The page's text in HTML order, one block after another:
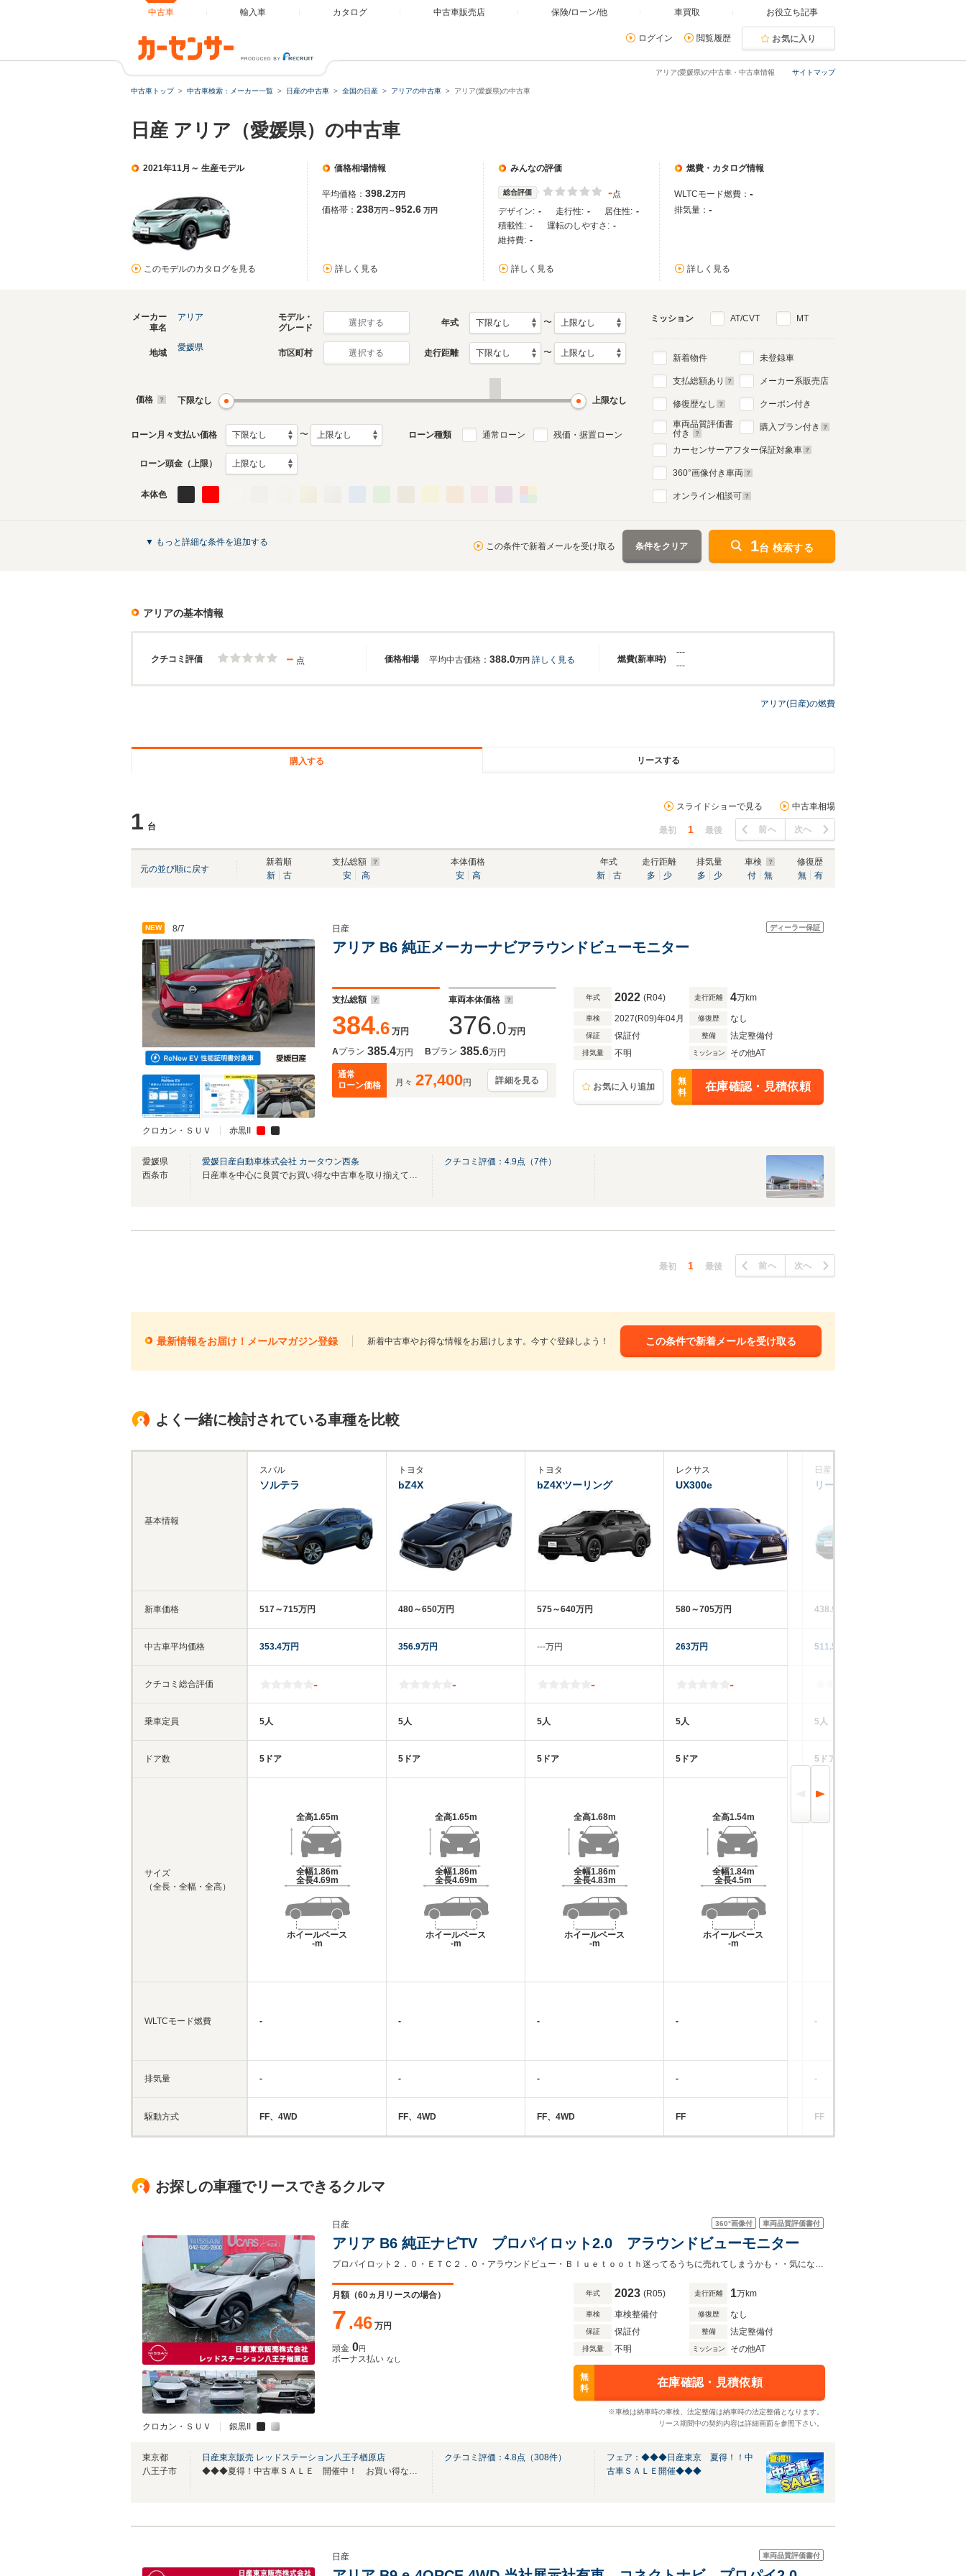
中古車 輸入車 カタログ 中古車販売店 保険/ローン/他 車買取 お役立ち記事
ログイン 閲覧履歴 お気に入り
サイトマップ
アリア(愛媛県)の中古車・中古車情報
中古車トップ 中古車検索：メーカー一覧 日産の中古車 全国の日産 アリアの中古車 アリア(愛媛県)の中古車
日産 アリア（愛媛県）の中古車
2021年11月～ 生産モデル
このモデルのカタログを見る
価格相場情報
平均価格： 398.2万円
価格帯： 238万円～952.6 万円
詳しく見る
みんなの評価
総合評価 -点
デザイン: - 走行性: - 居住性: -
積載性: - 運転のしやすさ: -
維持費: -
詳しく見る
燃費・カタログ情報
WLTCモード燃費： -
排気量： -
詳しく見る
メーカー
車名
アリア
モデル・
グレード
選択する 年式 〜
地域
愛媛県
市区町村 選択する 走行距離 〜
価格 下限なし 上限なし
ローン月々支払い価格 〜 ローン種類 通常ローン 残価・据置ローン
ローン頭金（上限）
本体色
ミッション AT/CVT MT
新着物件
支払総額あり
修復歴なし
車両品質評価書
付き
未登録車
メーカー系販売店
クーポン付き
購入プラン付き
カーセンサーアフター保証対象車
360°画像付き車両
オンライン相談可
▼ もっと詳細な条件を追加する この条件で新着メールを受け取る 条件をクリア 1台 検索する
アリアの基本情報
クチコミ評価 価格相場 燃費(新車時)
－ 点 平均中古価格： 388.0万円 詳しく見る
---
---
アリア(日産)の燃費
購入する リースする
1 台
スライドショーで見る 中古車相場
最初 1 最後 前へ 次へ
元の並び順に戻す
新着順
新
古
支払総額
安
高
本体価格
安
高
年式
新
古
走行距離
多
少
排気量
多
少
車検
付
無
修復歴
無
有
NEW 8/7
クロカン・ＳＵＶ 赤黒II
ディーラー保証
日産
アリア B6 純正メーカーナビアラウンドビューモニター
支払総額
384.6 万円
車両本体価格
376.0 万円
Aプラン 385.4万円 Bプラン 385.6万円
通常
ローン価格
月々 27,400円 詳細を見る
年式 2022 (R04) 走行距離 4万km
車検 2027(R09)年04月 修復歴 なし
保証 保証付 整備 法定整備付
排気量 不明 ミッション その他AT
お気に入り追加
無
料
在庫確認・見積依頼
愛媛県
西条市
愛媛日産自動車株式会社 カータウン西条
日産車を中心に良質でお買い得な中古車を取り揃えています！
クチコミ評価： 4.9点（7件）
最初 1 最後 前へ 次へ
最新情報をお届け！メールマガジン登録 新着中古車やお得な情報をお届けします。今すぐ登録しよう！ この条件で新着メールを受け取る
よく一緒に検討されている車種を比較
基本情報
新車価格
中古車平均価格
クチコミ総合評価
乗車定員
ドア数
サイズ
（全長・全幅・全高）
WLTCモード燃費
排気量
駆動方式
スバル
ソルテラ
517～715万円
353.4万円
-
5人
5ドア
全高1.65m
全幅1.86m
全長4.69m
ホイールベース
-m
-
-
FF、4WD
トヨタ
bZ4X
480～650万円
356.9万円
-
5人
5ドア
全高1.65m
全幅1.86m
全長4.69m
ホイールベース
-m
-
-
FF、4WD
トヨタ
bZ4Xツーリング
575～640万円
‐‐‐万円
-
5人
5ドア
全高1.68m
全幅1.86m
全長4.83m
ホイールベース
-m
-
-
FF、4WD
レクサス
UX300e
580～705万円
263万円
-
5人
5ドア
全高1.54m
全幅1.84m
全長4.5m
ホイールベース
-m
-
-
FF
日産
リーフ
438.9～722.7万円
511.5万円
5人
5ドア
-
-
FF
お探しの車種でリースできるクルマ
クロカン・ＳＵＶ 銀黒II
360°画像付 車両品質評価書付
日産
アリア B6 純正ナビTV プロパイロット2.0 アラウンドビューモニター
プロパイロット２．０・ＥＴＣ２．０・アラウンドビュー・Ｂｌｕｅｔｏｏｔｈ迷ってるうちに売れてしまうかも・・気になったら即、お電話を！042-625-2800 RS八王子楢原店まで！
月額（60ヵ月リースの場合）
7.46 万円
頭金 0円
ボーナス払い なし
年式 2023 (R05) 走行距離 1万km
車検 車検整備付 修復歴 なし
保証 保証付 整備 法定整備付
排気量 不明 ミッション その他AT
無
料
在庫確認・見積依頼
※車検は納車時の車検、法定整備は納車時の法定整備となります。
リース期間中の契約内容は詳細画面を参照下さい。
東京都
八王子市
日産東京販売 レッドステーション八王子楢原店
◆◆◆夏得！中古車ＳＡＬＥ 開催中！ お買い得なお車を多数用意しております◆◆◆
クチコミ評価： 4.8点（308件）
フェア：◆◆◆日産東京 夏得！！中
古車ＳＡＬＥ開催◆◆◆
車両品質評価書付
日産